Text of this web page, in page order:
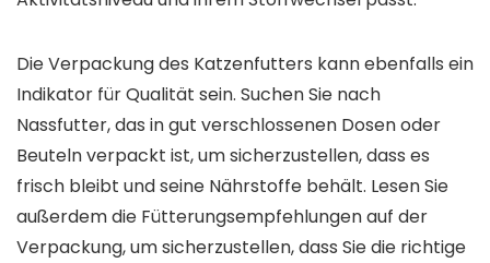
Die Verpackung des Katzenfutters kann ebenfalls ein
Indikator für Qualität sein. Suchen Sie nach
Nassfutter, das in gut verschlossenen Dosen oder
Beuteln verpackt ist, um sicherzustellen, dass es
frisch bleibt und seine Nährstoffe behält. Lesen Sie
außerdem die Fütterungsempfehlungen auf der
Verpackung, um sicherzustellen, dass Sie die richtige